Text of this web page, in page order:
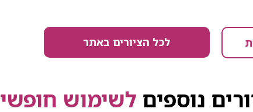
לכל הציורים באתר
נוספים לשימוש חופשי